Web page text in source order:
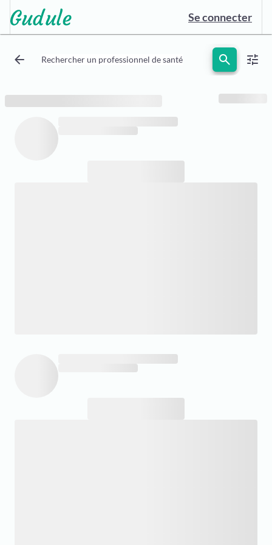
Se connecter
arrow_back Rechercher un professionnel de santé search tune